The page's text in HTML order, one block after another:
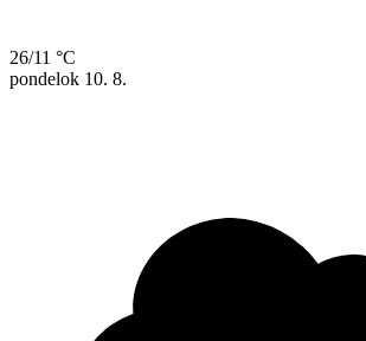
26/11 °C
pondelok 10. 8.